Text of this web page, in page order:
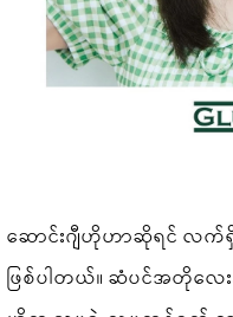
ဆောင်းဂျီဟိုဟာဆိုရင် လ
ဖြစ်ပါတယ်။ ဆံပင်အတိုလေး